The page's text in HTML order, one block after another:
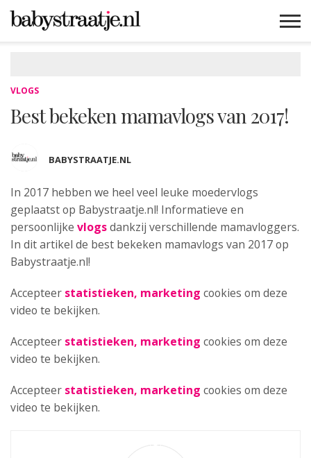
VLOGS
Best bekeken mamavlogs van 2017!
BABYSTRAATJE.NL
In 2017 hebben we heel veel leuke moedervlogs
geplaatstop Babystraatje.nl! Informatieve en
persoonlijke vlogsdankzij verschillende mamavloggers.
In dit artikel de best bekeken mamavlogs van 2017 op
Babystraatje.nl!
Accepteer statistieken, marketing cookies om deze
video te bekijken.
Accepteer statistieken, marketing cookies om deze
video te bekijken.
Accepteer statistieken, marketing cookies om deze
video te bekijken.